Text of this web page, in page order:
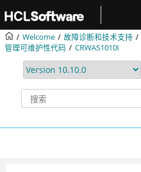
Welcome 故障诊断和技术支持
管理可维护性代码
CRWAS1010I